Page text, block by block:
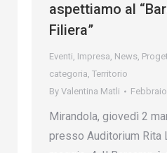
aspettiamo al
Filiera”
Eventi, Impresa, News,
categoria, Territorio
By Valentina Matli
Mirandola, giovedì 2
presso Auditorium Rita